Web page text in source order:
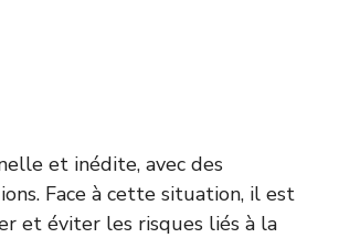
et inédite, avec des
Face à cette situation, il est
et éviter les risques liés à la